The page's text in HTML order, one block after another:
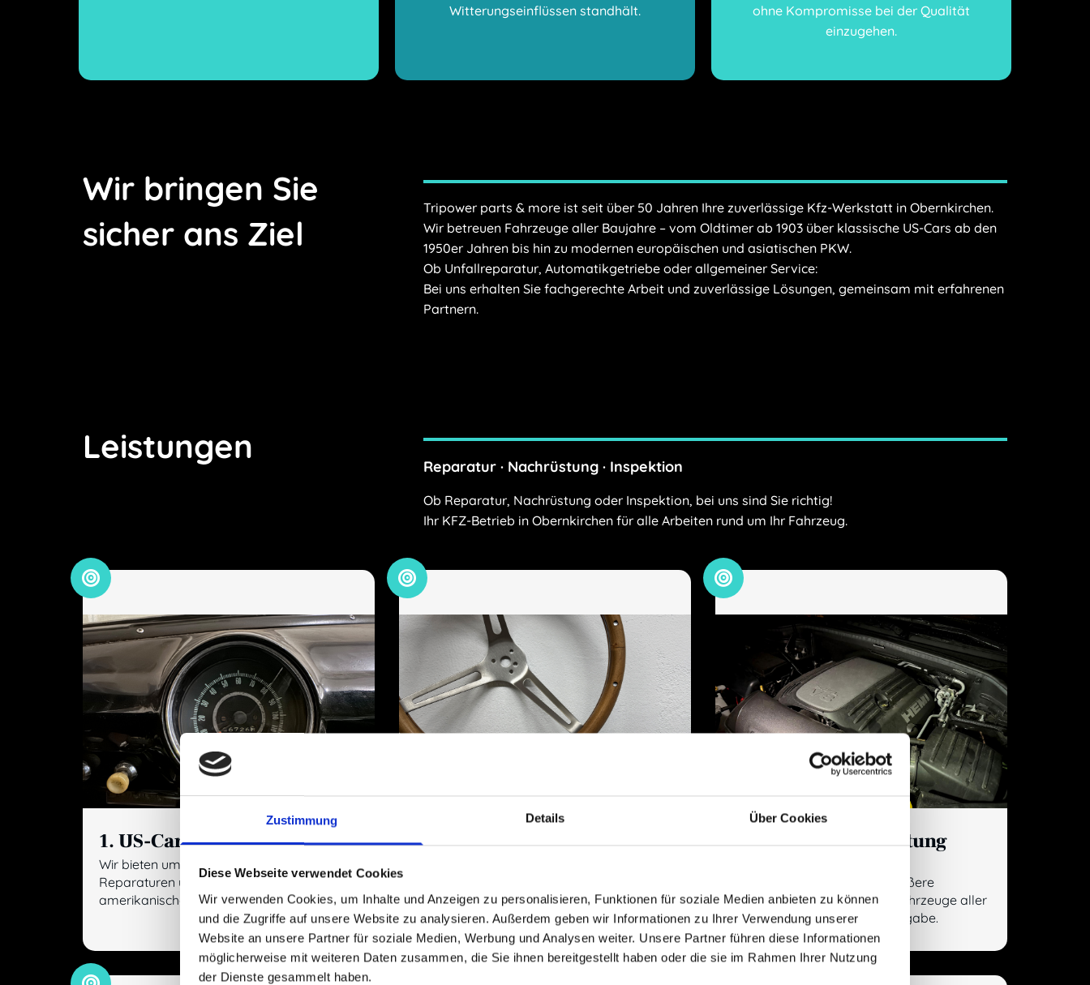
Zustimmung Details Über Cookies
Diese Webseite verwendet Cookies
Wir verwenden Cookies, um Inhalte und Anzeigen zu personalisieren, Funktionen für soziale Medien anbieten zu können
und die Zugriffe auf unsere Website zu analysieren. Außerdem geben wir Informationen zu Ihrer Verwendung unserer
Website an unsere Partner für soziale Medien, Werbung und Analysen weiter. Unsere Partner führen diese Informationen
möglicherweise mit weiteren Daten zusammen, die Sie ihnen bereitgestellt haben oder die sie im Rahmen Ihrer Nutzung
der Dienste gesammelt haben.
Witterungseinflüssen standhält.
ohne Kompromisse bei der Qualität
einzugehen.
Wir bringen Sie
sicher ans Ziel
Tripower parts & more ist seit über 50 Jahren Ihre zuverlässige Kfz-Werkstatt in Obernkirchen.
Wir betreuen Fahrzeuge aller Baujahre – vom Oldtimer ab 1903 über klassische US-Cars ab den
1950er Jahren bis hin zu modernen europäischen und asiatischen PKW.
Ob Unfallreparatur, Automatikgetriebe oder allgemeiner Service:
Bei uns erhalten Sie fachgerechte Arbeit und zuverlässige Lösungen, gemeinsam mit erfahrenen
Partnern.
Leistungen
Reparatur · Nachrüstung · Inspektion
Ob Reparatur, Nachrüstung oder Inspektion, bei uns sind Sie richtig!
Ihr KFZ-Betrieb in Obernkirchen für alle Arbeiten rund um Ihr Fahrzeug.
1. US-Car Service
Wir bieten umfassenden Service,
Reparaturen und Ersatzteile für
amerikanische Fahrzeuge aller Baujahre.
2. Oldtimer-Service &
wir kümmern uns um Oldtimer jeder Marke
ab 1903.
3. Reparatur & Wartung
Ob Standardservice oder größere
Reparaturen: Wir betreuen Fahrzeuge aller
Hersteller nach Herstellervorgabe.